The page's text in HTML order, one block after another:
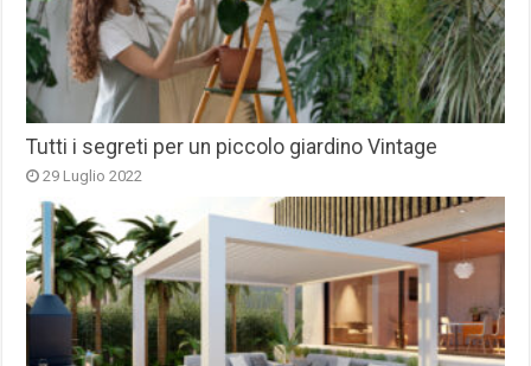
Tutti i segreti per un piccolo giardino Vintage
29 Luglio 2022